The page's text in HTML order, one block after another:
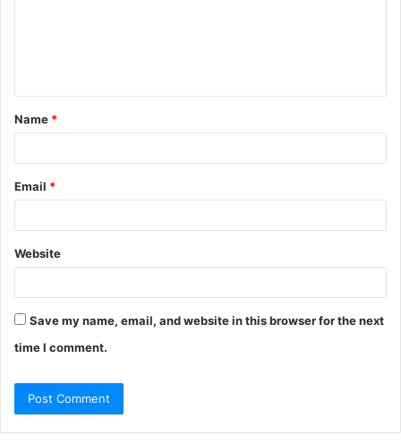
t
*
Name *
Email *
Website
Save my name, email, and website in this browser for the next
time I comment.